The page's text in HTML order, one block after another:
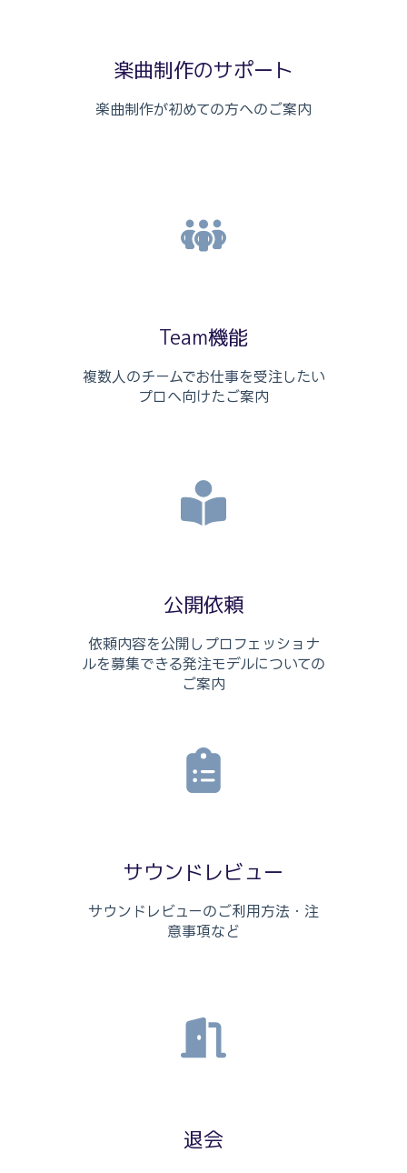
楽曲制作のサポート
楽曲制作が初めての方へのご案内
Team機能
複数人のチームでお仕事を受注したい
プロへ向けたご案内
公開依頼
依頼内容を公開しプロフェッショナ
ルを募集できる発注モデルについての
ご案内
サウンドレビュー
サウンドレビューのご利用方法・注
意事項など
退会